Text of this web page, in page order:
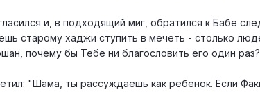
и, в подходящий миг, обратился к Бабе
старому хаджи ступить в мечеть - столько
почему бы Тебе ни благословить его один
"Шама, ты рассуждаешь как ребенок. Если